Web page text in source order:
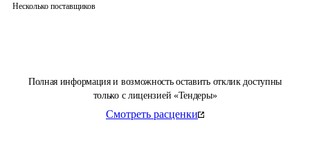
Полная информация и возможность оставить отклик доступны
только с лицензией «Тендеры»
Смотреть расценки
Несколько поставщиков